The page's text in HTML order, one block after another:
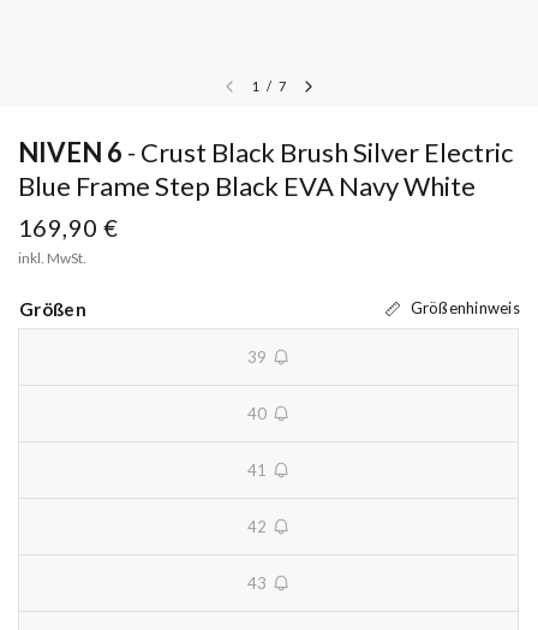
1 / 7
NIVEN 6
Crust Black Brush Silver Electric
Blue Frame Step Black EVA Navy White
169,90 €
inkl. MwSt.
Größen Größenhinweis
39
unavailable
40
unavailable
41
unavailable
42
unavailable
43
unavailable